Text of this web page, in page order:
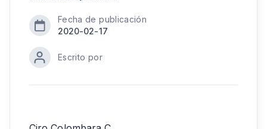
Fecha de publicación
2020-02-17
Escrito por